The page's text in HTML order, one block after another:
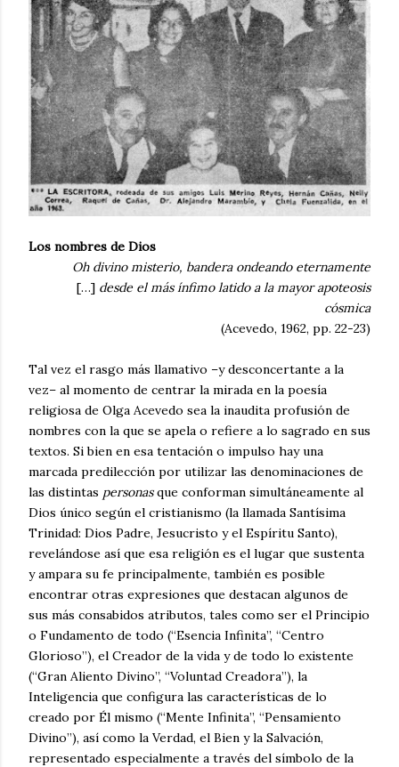
Los nombres de Dios
Oh divino misterio, bandera ondeando eternamente
[…] desde el más ínfimo latido a la mayor apoteosis
cósmica
(Acevedo, 1962, pp. 22-23)
Tal vez el rasgo más llamativo –y desconcertante a la
vez– al momento de centrar la mirada en la poesía
religiosa de Olga Acevedo sea la inaudita profusión de
nombres con la que se apela o refiere a lo sagrado en sus
textos. Si bien en esa tentación o impulso hay una
marcada predilección por utilizar las denominaciones de
las distintas personasque conforman simultáneamente al
Dios único según el cristianismo (la llamada Santísima
Trinidad: Dios Padre, Jesucristo y el Espíritu Santo),
revelándose así que esa religión es el lugar que sustenta
y ampara su fe principalmente, también es posible
encontrar otras expresiones que destacan algunos de
sus más consabidos atributos, tales como ser el Principio
o Fundamento de todo (“Esencia Infinita”, “Centro
Glorioso”), el Creador de la vida y de todo lo existente
(“Gran Aliento Divino”, “Voluntad Creadora”), la
Inteligencia que configura las características de lo
creado por Él mismo (“Mente Infinita”, “Pensamiento
Divino”), así como la Verdad, el Bien y la Salvación,
representado especialmente a través del símbolo de la